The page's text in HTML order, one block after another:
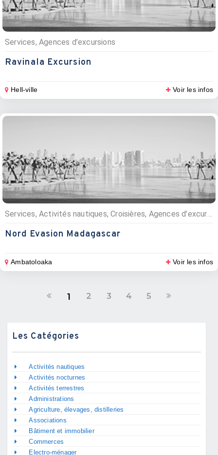
Services, Agences d’excursions
Ravinala Excursion
Hell-ville Voir les infos
Services, Activités nautiques, Croisières, Agences d’excursions
Nord Evasion Madagascar
Ambatoloaka Voir les infos
1 2 3 4 5
Les Catégories
Activités nautiques
Activités nocturnes
Activités terrestres
Administrations
Agriculture, élevages, distilleries
Associations
Bâtiment et immobilier
Commerces
Electro-ménager